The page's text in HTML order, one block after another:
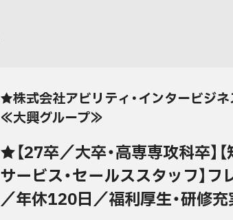
プライバシーポリシー
★株式会社アビリティ・インタービジネ
≪大興グループ≫
★【27卒／大卒・高専専攻科卒】
サービス・セールススタッフ】
／年休120日／福利厚生・研修